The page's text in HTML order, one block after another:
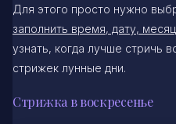
Для этого просто нужно
заполнить время, дату,
узнать, когда лучше стричь
стрижек лунные дни.
Стрижка в воскресенье